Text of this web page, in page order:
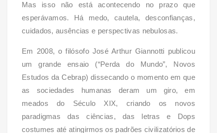
Mas isso não está acontecendo no prazo que
esperávamos. Há medo, cautela, desconfianças,
cuidados, ausências e perspectivas nebulosas.
Em 2008, o filósofo José Arthur Giannotti publicou
um grande ensaio (“Perda do Mundo”, Novos
Estudos da Cebrap) dissecando o momento em que
as sociedades humanas deram um giro, em
meados do Século XIX, criando os novos
paradigmas das ciências, das letras e Dops
costumes até atingirmos os padrões civilizatórios de